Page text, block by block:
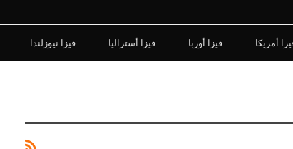
أمريكا فيزا أوربا فيزا أستراليا فيزا نيوزلندا